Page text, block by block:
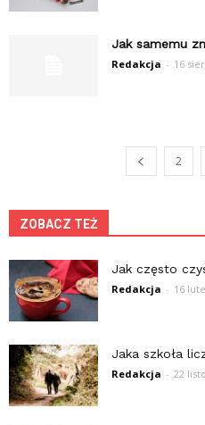
Jak samemu
Redakcja - 16
2
ZOBACZ TEŻ
Jak często
Redakcja - 16
Jaka szkoła
Redakcja - 22